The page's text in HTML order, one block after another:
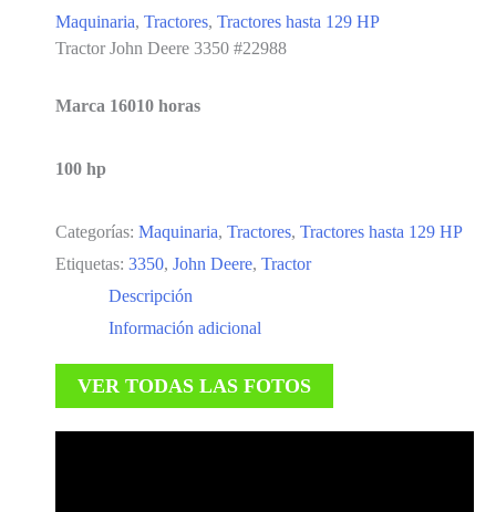
Maquinaria, Tractores, Tractores hasta 129 HP
Tractor John Deere 3350 #22988
Marca 16010 horas
100 hp
Categorías: Maquinaria, Tractores, Tractores hasta 129 HP
Etiquetas: 3350, John Deere, Tractor
Descripción
Información adicional
VER TODAS LAS FOTOS